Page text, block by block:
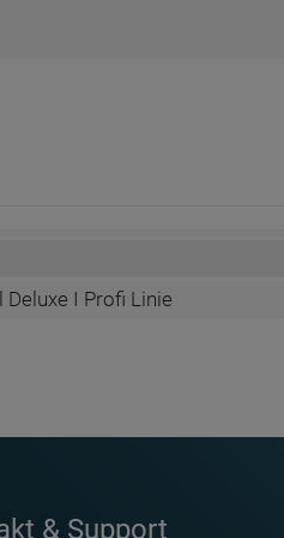
Deluxe I Profi Linie
& Support